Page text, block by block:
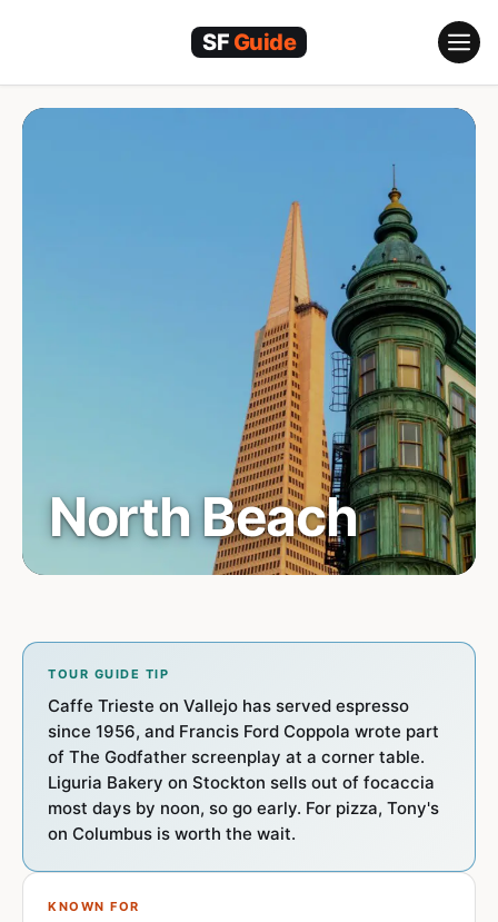
North Beach
TOUR GUIDE TIP
Caffe Trieste on Vallejo has served espresso
since 1956, and Francis Ford Coppola wrote part
of The Godfather screenplay at a corner table.
Liguria Bakery on Stockton sells out of focaccia
most days by noon, so go early. For pizza, Tony's
on Columbus is worth the wait.
KNOWN FOR